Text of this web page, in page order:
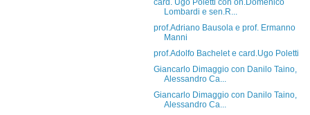
card. Ugo Poletti con on.Domenico
Lombardi e sen.R...
prof.Adriano Bausola e prof. Ermanno
Manni
prof.Adolfo Bachelet e card.Ugo Poletti
Giancarlo Dimaggio con Danilo Taino,
Alessandro Ca...
Giancarlo Dimaggio con Danilo Taino,
Alessandro Ca...